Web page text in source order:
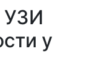
УЗИ
у